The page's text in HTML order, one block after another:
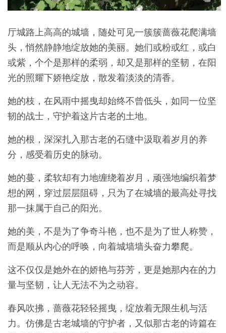
厅城路上高高的城墙，随处可见一簇簇蔷薇花爬满墙
头，悄然静静地绽放她的美丽。她们或粉或红，或白
或紫，个个是那样的柔弱，却又是那样的坚韧，在阳
光的照耀下娇艳绽放，散发着淡淡的清香。
她的枝，在风雨中摇曳却始终不曾低头，如同一位坚
韧的战士，守护着这片古老的土地。
她的根，深深扎入那古老的石缝中汲取着岁月的养
分，感受着历史的脉动。
她的蔓，柔软却有力地缠绕着岁月，顽强地编织着梦
想的网，穿过层层阻碍，只为了在城墙的最高处寻找
那一抹属于自己的阳光。
她的美，不是为了争奇斗艳，也不是为了世人称赞，
而是顺从内心的呼唤，向着城墙墙头奋力攀爬。
这不仅仅是她外在的娇艳与芬芳，更是她那内在的力
量与坚韧，让人无法不为之动容。
春风吹拂，蔷薇花轻轻摇曳，绽放着无限生机与活
力。仿佛是古老城墙的守护者，又似那古老的诗篇在